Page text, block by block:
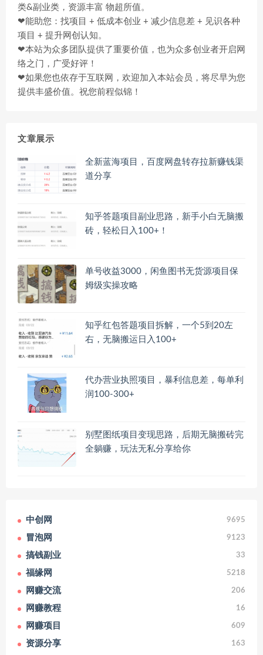
类&副业类，资源丰富 物超所值。
❤能助您：找项目 + 低成本创业 + 减少信息差 + 见识各种
项目 + 提升网创认知。
❤本站为众多团队提供了重要价值，也为众多创业者开启网
络之门，广受好评！
❤如果您也依存于互联网，欢迎加入本站会员，将尽早为您
提供丰盛价值。祝您前程似锦！
文章展示
全新蓝海项目，百度网盘转存拉新赚钱渠
道分享
知乎答题项目副业思路，新手小白无脑搬
砖，轻松日入100+！
单号收益3000，闲鱼图书无货源项目保
姆级实操攻略
知乎红包答题项目拆解，一个5到20左
右，无脑搬运日入100+
代办营业执照项目，暴利信息差，每单利
润100-300+
别墅图纸项目变现思路，后期无脑搬砖完
全躺赚，玩法无私分享给你
中创网 9695
冒泡网 9123
搞钱副业 33
福缘网 5218
网赚交流 206
网赚教程 16
网赚项目 609
资源分享 163